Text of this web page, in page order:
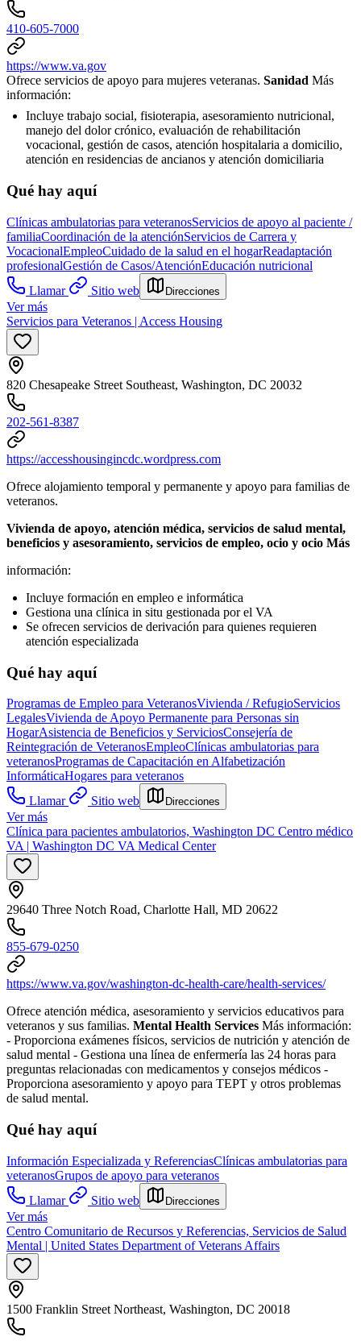
410-605-7000
https://www.va.gov
Ofrece servicios de apoyo para mujeres veteranas. Sanidad Más
información:
Incluye trabajo social, fisioterapia, asesoramiento nutricional,
manejo del dolor crónico, evaluación de rehabilitación
vocacional, gestión de casos, atención hospitalaria a domicilio,
atención en residencias de ancianos y atención domiciliaria
Qué hay aquí
Clínicas ambulatorias para veteranosServicios de apoyo al paciente /
familiaCoordinación de la atenciónServicios de Carrera y
VocacionalEmpleoCuidado de la salud en el hogarReadaptación
profesionalGestión de Casos/AtenciónEducación nutricional
Llamar
Sitio web Direcciones
Ver más
Servicios para Veteranos | Access Housing
820 Chesapeake Street Southeast, Washington, DC 20032
202-561-8387
https://accesshousingincdc.wordpress.com
Ofrece alojamiento temporal y permanente y apoyo para familias de
veteranos.
Vivienda de apoyo, atención médica, servicios de salud mental,
beneficios y asesoramiento, servicios de empleo, ocio y ocio Más
información:
Incluye formación en empleo e informática
Gestiona una clínica in situ gestionada por el VA
Se ofrecen servicios de derivación para quienes requieren
atención especializada
Qué hay aquí
Programas de Empleo para VeteranosVivienda / RefugioServicios
LegalesVivienda de Apoyo Permanente para Personas sin
HogarAsistencia de Beneficios y ServiciosConsejería de
Reintegración de VeteranosEmpleoClínicas ambulatorias para
veteranosProgramas de Capacitación en Alfabetización
InformáticaHogares para veteranos
Llamar
Sitio web Direcciones
Ver más
Clínica para pacientes ambulatorios, Washington DC Centro médico
VA | Washington DC VA Medical Center
29640 Three Notch Road, Charlotte Hall, MD 20622
855-679-0250
https://www.va.gov/washington-dc-health-care/health-services/
Ofrece atención médica, asesoramiento y servicios educativos para
veteranos y sus familias. Mental Health Services Más información:
- Proporciona exámenes físicos, servicios de nutrición y atención de
salud mental - Gestiona una línea de enfermería las 24 horas para
preguntas relacionadas con medicamentos y consejos médicos -
Proporciona asesoramiento y apoyo para TEPT y otros problemas
de salud mental.
Qué hay aquí
Información Especializada y ReferenciasClínicas ambulatorias para
veteranosGrupos de apoyo para veteranos
Llamar
Sitio web Direcciones
Ver más
Centro Comunitario de Recursos y Referencias, Servicios de Salud
Mental | United States Department of Veterans Affairs
1500 Franklin Street Northeast, Washington, DC 20018